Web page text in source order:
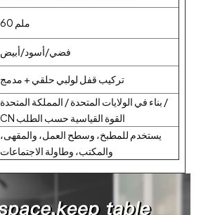
60 ملم
فضي/أسود/أبيض
تركيب قفل لولبي حلقي + مدمج
بناء في الولايات المتحدة / المملكة المتحدة /
CN القوة القياسية حسب الطلب
يستخدم للمطبخ، وسطح العمل، والمقهى،
والمكتب، وطاولة الاجتماعات